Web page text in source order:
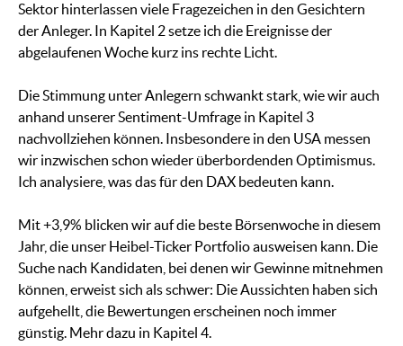
Sektor hinterlassen viele Fragezeichen in den Gesichtern
der Anleger. In Kapitel 2 setze ich die Ereignisse der
abgelaufenen Woche kurz ins rechte Licht.
Die Stimmung unter Anlegern schwankt stark, wie wir auch
anhand unserer Sentiment-Umfrage in Kapitel 3
nachvollziehen können. Insbesondere in den USA messen
wir inzwischen schon wieder überbordenden Optimismus.
Ich analysiere, was das für den DAX bedeuten kann.
Mit +3,9% blicken wir auf die beste Börsenwoche in diesem
Jahr, die unser Heibel-Ticker Portfolio ausweisen kann. Die
Suche nach Kandidaten, bei denen wir Gewinne mitnehmen
können, erweist sich als schwer: Die Aussichten haben sich
aufgehellt, die Bewertungen erscheinen noch immer
günstig. Mehr dazu in Kapitel 4.